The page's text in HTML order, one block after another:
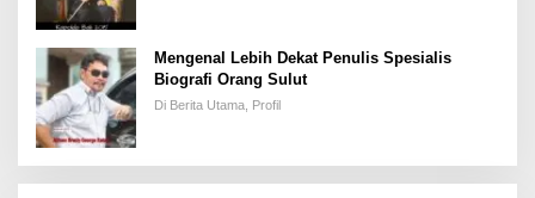
Mengenal Lebih Dekat Penulis Spesialis
Biografi Orang Sulut
Di Berita Utama, Profil